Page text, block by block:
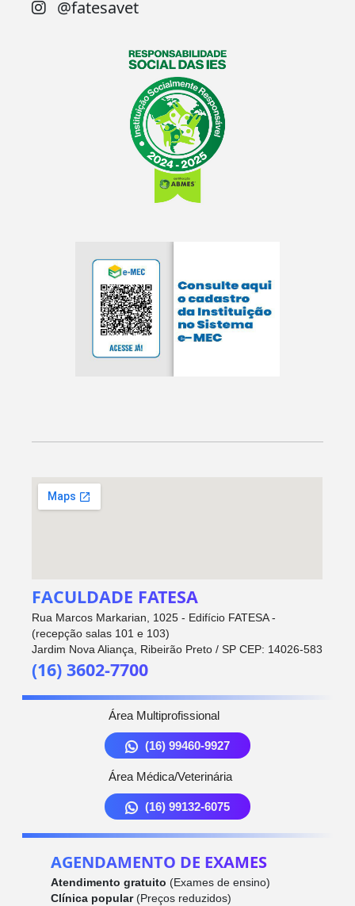
@fatesavet
FACULDADE FATESA
Rua Marcos Markarian, 1025 - Edifício FATESA -
(recepção salas 101 e 103)
Jardim Nova Aliança, Ribeirão Preto / SP CEP: 14026-583
(16) 3602-7700
Área Multiprofissional
(16) 99460-9927
Área Médica/Veterinária
(16) 99132-6075
AGENDAMENTO DE EXAMES
Atendimento gratuito (Exames de ensino)
Clínica popular(Preços reduzidos)